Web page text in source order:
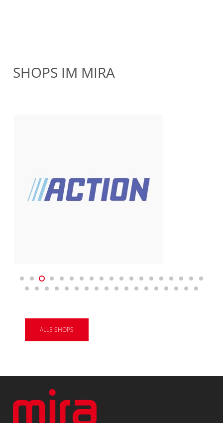
SHOPS IM MIRA
ALLE SHOPS